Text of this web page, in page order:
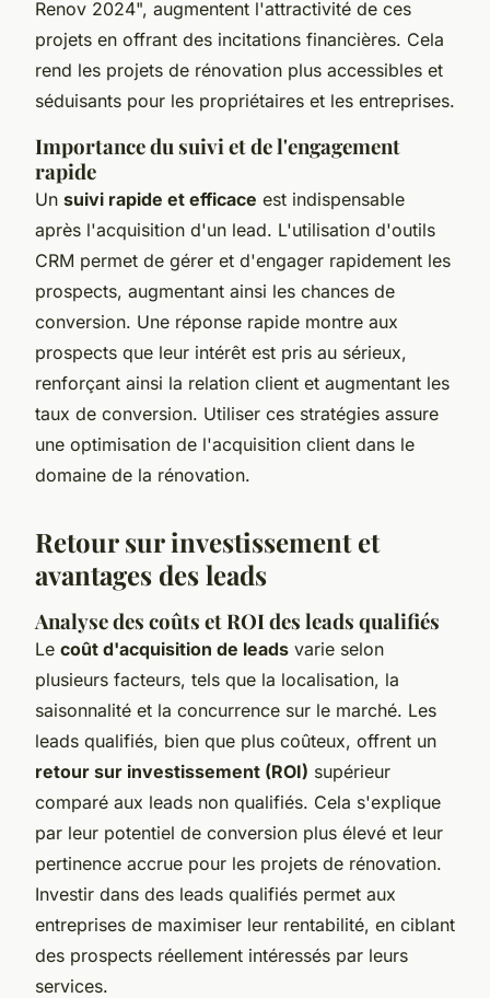
Renov 2024", augmentent l'attractivité de ces
projets en offrant des incitations financières. Cela
rend les projets de rénovation plus accessibles et
séduisants pour les propriétaires et les entreprises.
Importance du suivi et de l'engagement
rapide
Un suivi rapide et efficace est indispensable
après l'acquisition d'un lead. L'utilisation d'outils
CRM permet de gérer et d'engager rapidement les
prospects, augmentant ainsi les chances de
conversion. Une réponse rapide montre aux
prospects que leur intérêt est pris au sérieux,
renforçant ainsi la relation client et augmentant les
taux de conversion. Utiliser ces stratégies assure
une optimisation de l'acquisition client dans le
domaine de la rénovation.
Retour sur investissement et
avantages des leads
Analyse des coûts et ROI des leads qualifiés
Le coût d'acquisition de leads varie selon
plusieurs facteurs, tels que la localisation, la
saisonnalité et la concurrence sur le marché. Les
leads qualifiés, bien que plus coûteux, offrent un
retour sur investissement (ROI) supérieur
comparé aux leads non qualifiés. Cela s'explique
par leur potentiel de conversion plus élevé et leur
pertinence accrue pour les projets de rénovation.
Investir dans des leads qualifiés permet aux
entreprises de maximiser leur rentabilité, en ciblant
des prospects réellement intéressés par leurs
services.